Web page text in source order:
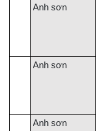
Anh sơn
Anh sơn
Anh sơn